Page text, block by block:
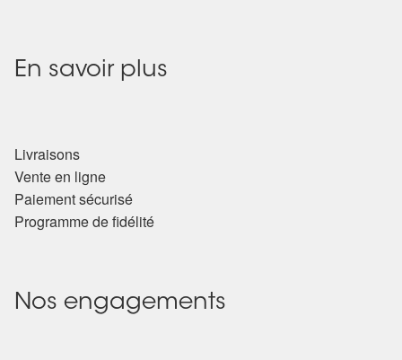
En savoir plus
Livraisons
Vente en ligne
Paiement sécurisé
Programme de fidélité
Nos engagements